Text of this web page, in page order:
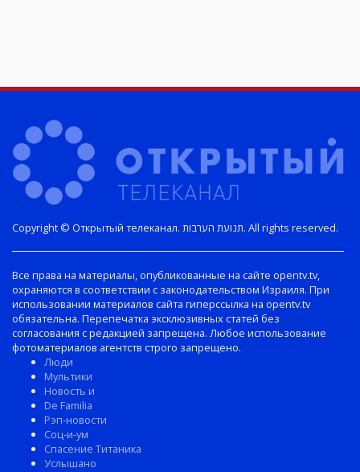
Copyright © Открытый телеканал. תנועת הערבות. All rights reserved.
Все права на материалы, опубликованные на сайте opentv.tv,
охраняются в соответствии с законодательством Израиля. При
использовании материалов сайта гиперссылка на opentv.tv
обязательна. Перепечатка эксклюзивных статей без
согласования с редакцией запрещена. Любое использование
фотоматериалов агентств строго запрещено.
Люди
Мультики
Новость и
De Familia
Рэп-новости
Соц-и-ум
Спасение Титаника
Услышано